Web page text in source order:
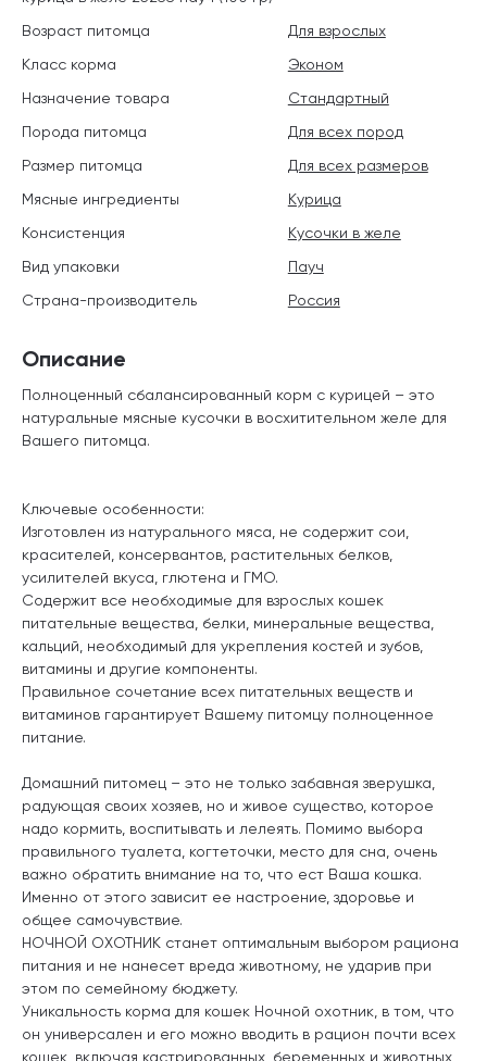
Описание
Полноценный сбалансированный корм с курицей – это
натуральные мясные кусочки в восхитительном желе для
Вашего питомца.
Ключевые особенности:
Изготовлен из натурального мяса, не содержит сои,
красителей, консервантов, растительных белков,
усилителей вкуса, глютена и ГМО.
Содержит все необходимые для взрослых кошек
питательные вещества, белки, минеральные вещества,
кальций, необходимый для укрепления костей и зубов,
витамины и другие компоненты.
Правильное сочетание всех питательных веществ и
витаминов гарантирует Вашему питомцу полноценное
питание.
Домашний питомец – это не только забавная зверушка,
радующая своих хозяев, но и живое существо, которое
надо кормить, воспитывать и лелеять. Помимо выбора
правильного туалета, когтеточки, место для сна, очень
важно обратить внимание на то, что ест Ваша кошка.
Именно от этого зависит ее настроение, здоровье и
общее самочувствие.
НОЧНОЙ ОХОТНИК станет оптимальным выбором рациона
питания и не нанесет вреда животному, не ударив при
этом по семейному бюджету.
Уникальность корма для кошек Ночной охотник, в том, что
он универсален и его можно вводить в рацион почти всех
кошек, включая кастрированных, беременных и животных
Возраст питомца
Для взрослых
Класс корма
Эконом
Назначение товара
Стандартный
Порода питомца
Для всех пород
Размер питомца
Для всех размеров
Мясные ингредиенты
Курица
Консистенция
Кусочки в желе
Вид упаковки
Пауч
Страна-производитель
Россия